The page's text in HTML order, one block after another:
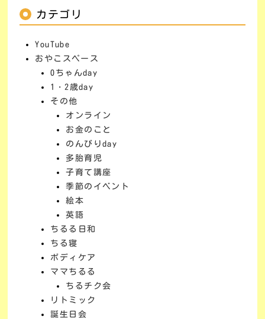
カテゴリ
YouTube
おやこスペース
0ちゃんday
1・2歳day
その他
オンライン
お金のこと
のんびりday
多胎育児
子育て講座
季節のイベント
絵本
英語
ちるる日和
ちる寝
ボディケア
ママちるる
ちるチク会
リトミック
誕生日会